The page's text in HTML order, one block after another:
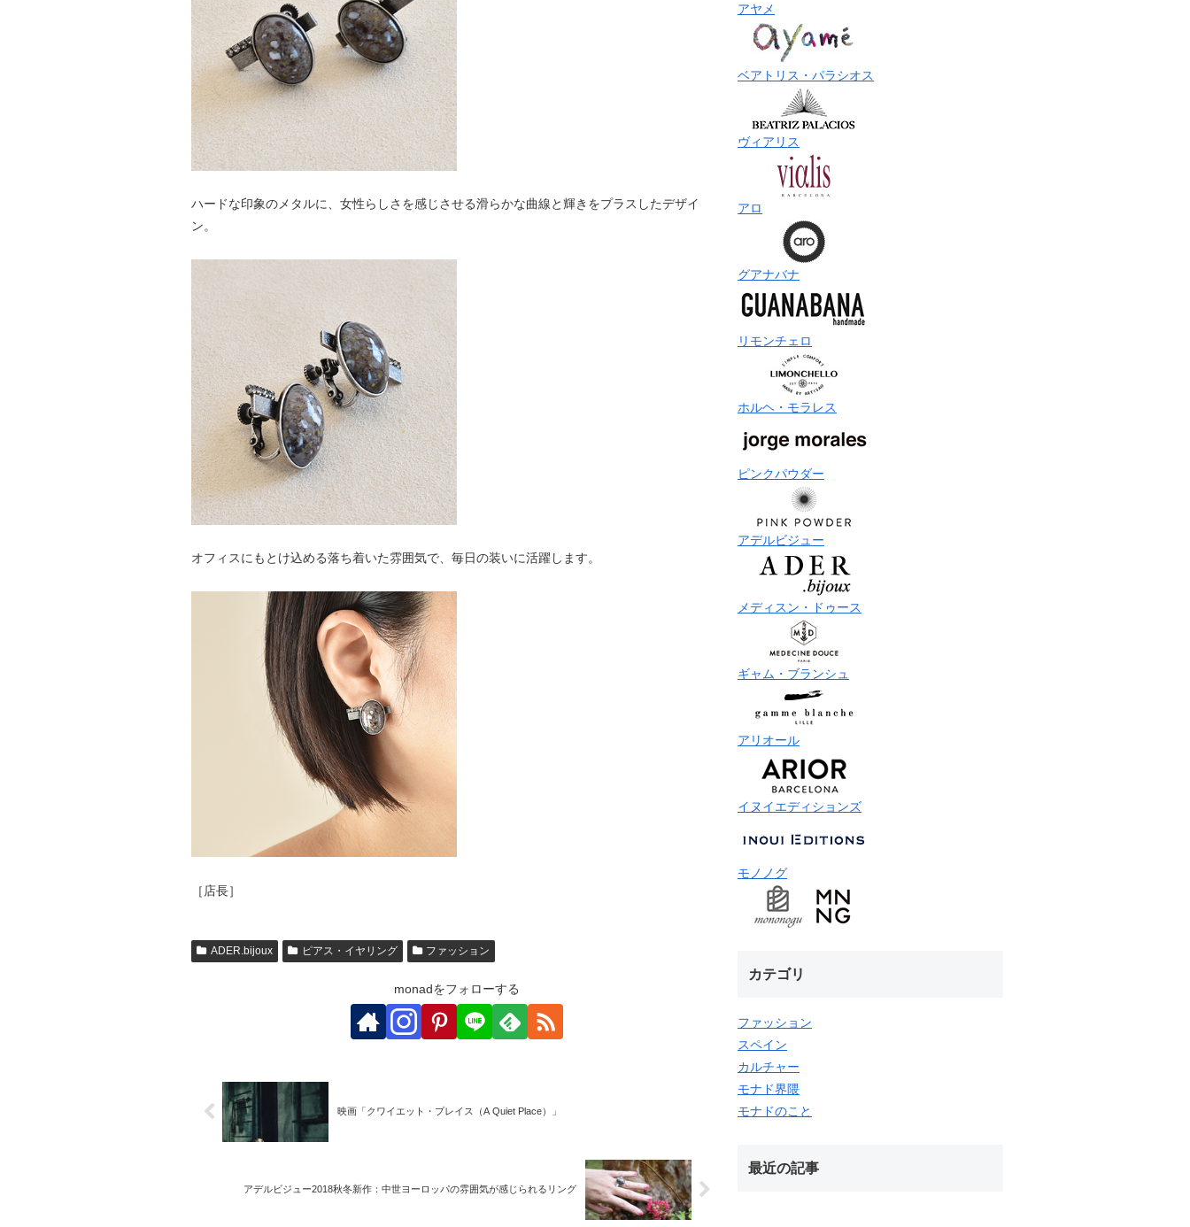
ハードな印象のメタルに、女性らしさを感じさせる滑らかな曲線と輝きをプラスしたデザイ
ン。
オフィスにもとけ込める落ち着いた雰囲気で、毎日の装いに活躍します。
［店長］
ADER.bijoux ピアス・イヤリング ファッション
monadをフォローする
映画「クワイエット・プレイス（A Quiet Place）」
アデルビジュー2018秋冬新作：中世ヨーロッパの雰囲気が感じられるリング
アヤメ
ベアトリス・パラシオス
ヴィアリス
アロ
グアナバナ
リモンチェロ
ホルヘ・モラレス
ピンクパウダー
アデルビジュー
メディスン・ドゥース
ギャム・ブランシュ
アリオール
イヌイエディションズ
モノノグ
カテゴリ
ファッション
スペイン
カルチャー
モナド界隈
モナドのこと
最近の記事